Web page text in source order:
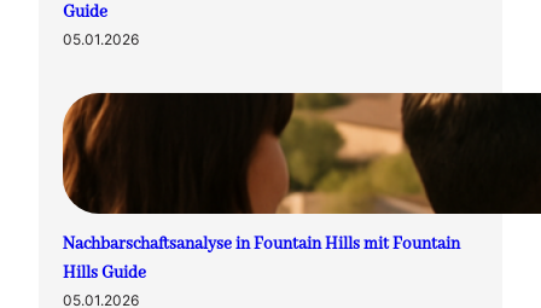
Guide
05.01.2026
Nachbarschaftsanalyse in Fountain Hills mit Fountain
Hills Guide
05.01.2026